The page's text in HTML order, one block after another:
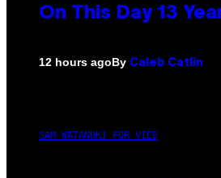
On This Day 13
12 hours agoBy Caleb Catlin
SAM WATANUKI FOR VICE